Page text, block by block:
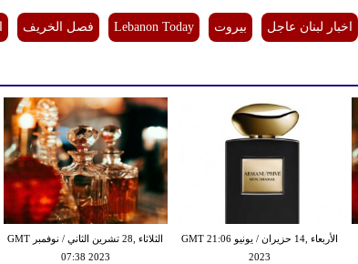
اخبار لبنان عاجل بيروت Lebanon Today فصل الخريف
الثلاثاء ,28 تشرين الثاني / نوفمبر GMT
07:38 2023
الأربعاء ,14 حزيران / يونيو GMT 21:06
2023